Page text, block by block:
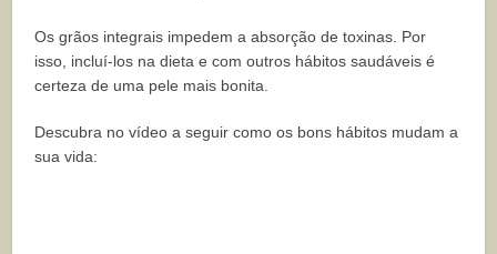
Os grãos integrais impedem a absorção de toxinas. Por
isso, incluí-los na dieta e com outros hábitos saudáveis é
certeza de uma pele mais bonita.
Descubra no vídeo a seguir como os bons hábitos mudam a
sua vida: